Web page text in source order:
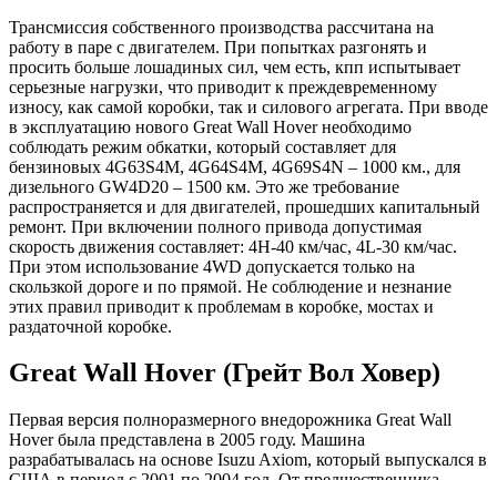
Трансмиссия собственного производства рассчитана на
работу в паре с двигателем. При попытках разгонять и
просить больше лошадиных сил, чем есть, кпп испытывает
серьезные нагрузки, что приводит к преждевременному
износу, как самой коробки, так и силового агрегата. При вводе
в эксплуатацию нового Great Wall Hover необходимо
соблюдать режим обкатки, который составляет для
бензиновых 4G63S4M, 4G64S4M, 4G69S4N – 1000 км., для
дизельного GW4D20 – 1500 км. Это же требование
распространяется и для двигателей, прошедших капитальный
ремонт. При включении полного привода допустимая
скорость движения составляет: 4H-40 км/час, 4L-30 км/час.
При этом использование 4WD допускается только на
скользкой дороге и по прямой. Не соблюдение и незнание
этих правил приводит к проблемам в коробке, мостах и
раздаточной коробке.
Great Wall Hover (Грейт Вол Ховер)
Первая версия полноразмерного внедорожника Great Wall
Hover была представлена в 2005 году. Машина
разрабатывалась на основе Isuzu Axiom, который выпускался в